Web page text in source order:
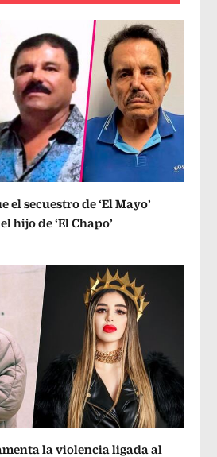
el secuestro de ‘El Mayo’
hijo de ‘El Chapo’
la violencia ligada al